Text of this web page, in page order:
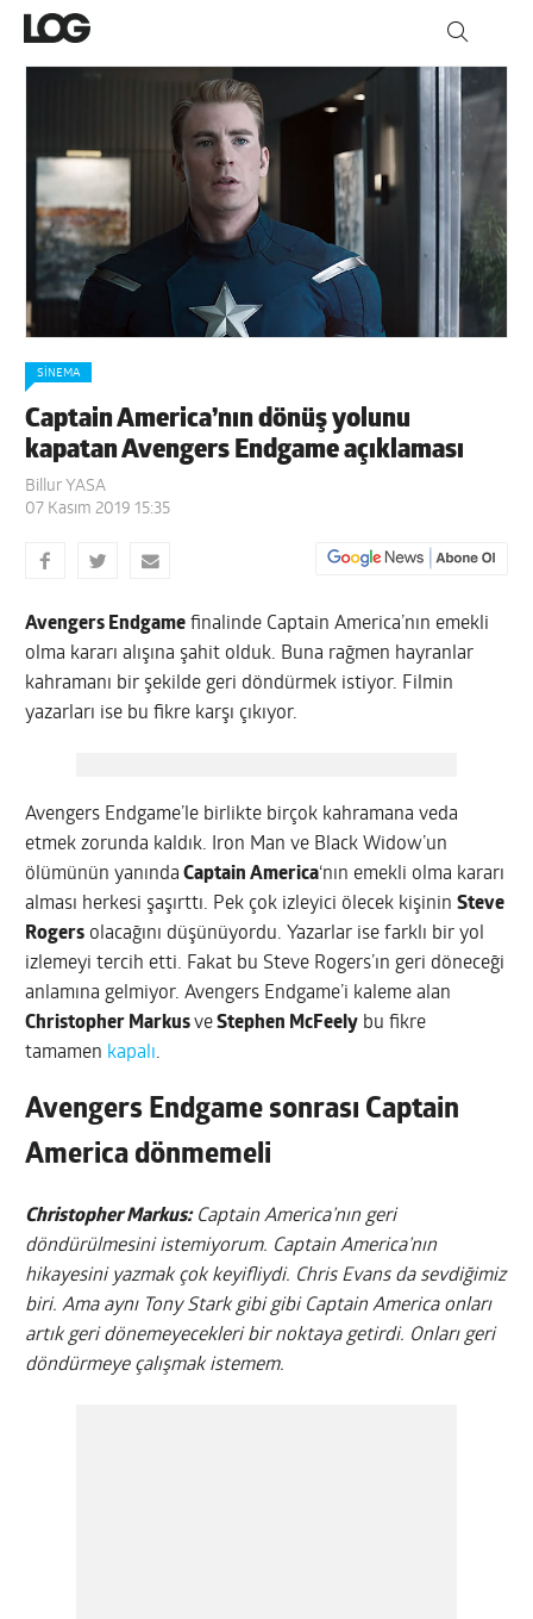
SINEMA
Captain America’nın dönüş yolunu
kapatan Avengers Endgame açıklaması
Billur YASA
07 Kasım 2019 15:35
Avengers Endgame finalinde Captain America’nın emekli
olma kararı alışına şahit olduk. Buna rağmen hayranlar
kahramanı bir şekilde geri döndürmek istiyor. Filmin
yazarları ise bu fikre karşı çıkıyor.
Avengers Endgame’le birlikte birçok kahramana veda
etmek zorunda kaldık. Iron Man ve Black Widow’un
ölümünün yanında Captain America‘nın emekli olma kararı
alması herkesi şaşırttı. Pek çok izleyici ölecek kişininSteve
Rogers olacağını düşünüyordu. Yazarlar ise farklı bir yol
izlemeyi tercih etti. Fakat bu Steve Rogers’ın geri döneceği
anlamına gelmiyor. Avengers Endgame’i kaleme alan
Christopher MarkusveStephen McFeely bu fikre
tamamen kapalı.
Avengers Endgame sonrası Captain
America dönmemeli
Christopher Markus:Captain America’nın geri
döndürülmesini istemiyorum. Captain America’nın
hikayesini yazmak çok keyifliydi. Chris Evans da sevdiğimiz
biri. Ama aynı Tony Stark gibi gibi Captain America onları
artık geri dönemeyecekleri bir noktaya getirdi. Onları geri
döndürmeye çalışmak istemem.